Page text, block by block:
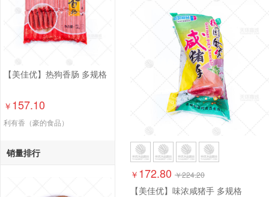
【美佳优】热狗香肠 多规格
￥ 157.10
利有香（豪的食品）
销量排行
￥ 172.80 ￥224.20
【美佳优】味浓咸猪手 多规格